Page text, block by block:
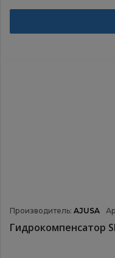
Производитель: AJUSA
Гидрокомпенсатор